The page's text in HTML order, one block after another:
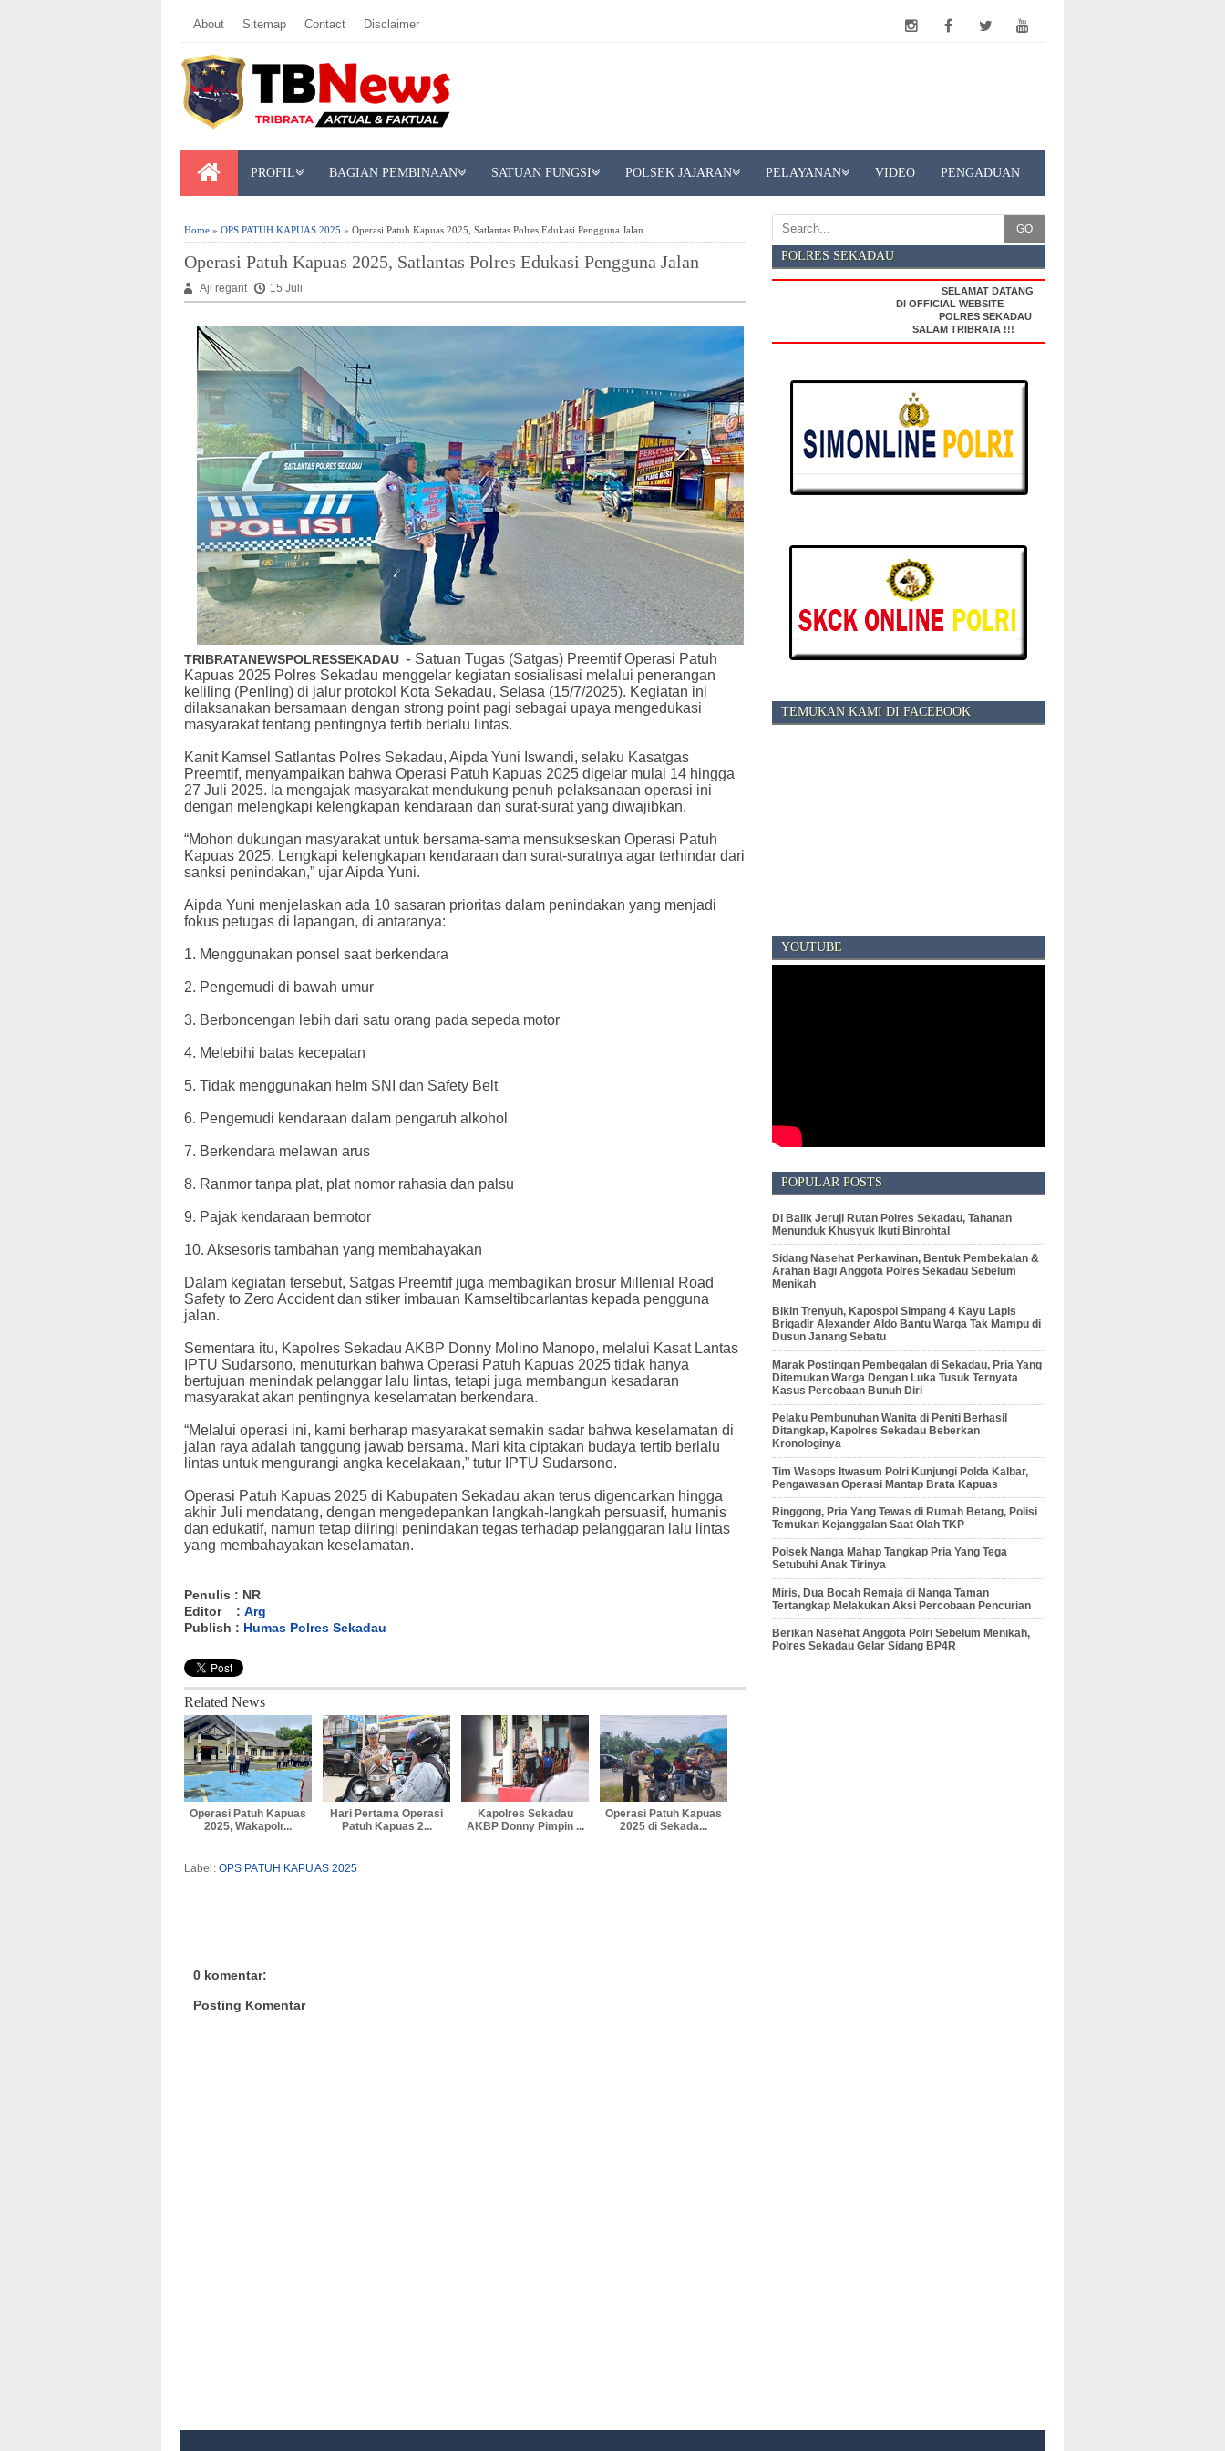
About Sitemap Contact Disclaimer
PROFIL BAGIAN PEMBINAAN SATUAN FUNGSI POLSEK JAJARAN PELAYANAN VIDEO PENGADUAN
Home » OPS PATUH KAPUAS 2025 » Operasi Patuh Kapuas 2025, Satlantas Polres Edukasi Pengguna Jalan
Operasi Patuh Kapuas 2025, Satlantas Polres Edukasi Pengguna Jalan
Aji regant 15 Juli
TRIBRATANEWSPOLRESSEKADAU - Satuan Tugas (Satgas) Preemtif Operasi Patuh
Kapuas 2025 Polres Sekadau menggelar kegiatan sosialisasi melalui penerangan
keliling (Penling) di jalur protokol Kota Sekadau, Selasa (15/7/2025). Kegiatan ini
dilaksanakan bersamaan dengan strong point pagi sebagai upaya mengedukasi
masyarakat tentang pentingnya tertib berlalu lintas.
Kanit Kamsel Satlantas Polres Sekadau, Aipda Yuni Iswandi, selaku Kasatgas
Preemtif, menyampaikan bahwa Operasi Patuh Kapuas 2025 digelar mulai 14 hingga
27 Juli 2025. Ia mengajak masyarakat mendukung penuh pelaksanaan operasi ini
dengan melengkapi kelengkapan kendaraan dan surat-surat yang diwajibkan.
“Mohon dukungan masyarakat untuk bersama-sama mensukseskan Operasi Patuh
Kapuas 2025. Lengkapi kelengkapan kendaraan dan surat-suratnya agar terhindar dari
sanksi penindakan,” ujar Aipda Yuni.
Aipda Yuni menjelaskan ada 10 sasaran prioritas dalam penindakan yang menjadi
fokus petugas di lapangan, di antaranya:
1. Menggunakan ponsel saat berkendara
2. Pengemudi di bawah umur
3. Berboncengan lebih dari satu orang pada sepeda motor
4. Melebihi batas kecepatan
5. Tidak menggunakan helm SNI dan Safety Belt
6. Pengemudi kendaraan dalam pengaruh alkohol
7. Berkendara melawan arus
8. Ranmor tanpa plat, plat nomor rahasia dan palsu
9. Pajak kendaraan bermotor
10. Aksesoris tambahan yang membahayakan
Dalam kegiatan tersebut, Satgas Preemtif juga membagikan brosur Millenial Road
Safety to Zero Accident dan stiker imbauan Kamseltibcarlantas kepada pengguna
jalan.
Sementara itu, Kapolres Sekadau AKBP Donny Molino Manopo, melalui Kasat Lantas
IPTU Sudarsono, menuturkan bahwa Operasi Patuh Kapuas 2025 tidak hanya
bertujuan menindak pelanggar lalu lintas, tetapi juga membangun kesadaran
masyarakat akan pentingnya keselamatan berkendara.
“Melalui operasi ini, kami berharap masyarakat semakin sadar bahwa keselamatan di
jalan raya adalah tanggung jawab bersama. Mari kita ciptakan budaya tertib berlalu
lintas untuk mengurangi angka kecelakaan,” tutur IPTU Sudarsono.
Operasi Patuh Kapuas 2025 di Kabupaten Sekadau akan terus digencarkan hingga
akhir Juli mendatang, dengan mengedepankan langkah-langkah persuasif, humanis
dan edukatif, namun tetap diiringi penindakan tegas terhadap pelanggaran lalu lintas
yang membahayakan keselamatan.
Penulis : NR
Editor : Arg
Publish : Humas Polres Sekadau
Related News
Operasi Patuh Kapuas
2025, Wakapolr...
Hari Pertama Operasi
Patuh Kapuas 2...
Kapolres Sekadau
AKBP Donny Pimpin ...
Operasi Patuh Kapuas
2025 di Sekada...
Label: OPS PATUH KAPUAS 2025
0 komentar:
Posting Komentar
GO
POLRES SEKADAU
SELAMAT DATANG
DI OFFICIAL WEBSITE
POLRES SEKADAU
SALAM TRIBRATA !!!
TEMUKAN KAMI DI FACEBOOK
YOUTUBE
POPULAR POSTS
Di Balik Jeruji Rutan Polres Sekadau, Tahanan
Menunduk Khusyuk Ikuti Binrohtal
Sidang Nasehat Perkawinan, Bentuk Pembekalan &
Arahan Bagi Anggota Polres Sekadau Sebelum
Menikah
Bikin Trenyuh, Kapospol Simpang 4 Kayu Lapis
Brigadir Alexander Aldo Bantu Warga Tak Mampu di
Dusun Janang Sebatu
Marak Postingan Pembegalan di Sekadau, Pria Yang
Ditemukan Warga Dengan Luka Tusuk Ternyata
Kasus Percobaan Bunuh Diri
Pelaku Pembunuhan Wanita di Peniti Berhasil
Ditangkap, Kapolres Sekadau Beberkan
Kronologinya
Tim Wasops Itwasum Polri Kunjungi Polda Kalbar,
Pengawasan Operasi Mantap Brata Kapuas
Ringgong, Pria Yang Tewas di Rumah Betang, Polisi
Temukan Kejanggalan Saat Olah TKP
Polsek Nanga Mahap Tangkap Pria Yang Tega
Setubuhi Anak Tirinya
Miris, Dua Bocah Remaja di Nanga Taman
Tertangkap Melakukan Aksi Percobaan Pencurian
Berikan Nasehat Anggota Polri Sebelum Menikah,
Polres Sekadau Gelar Sidang BP4R